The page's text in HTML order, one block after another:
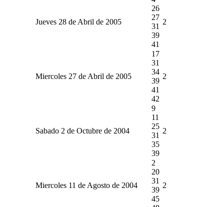
Jueves 28 de Abril de 2005
26
27
31
39
41
2
Miercoles 27 de Abril de 2005
17
31
34
39
41
42
2
Sabado 2 de Octubre de 2004
9
11
25
31
35
39
2
Miercoles 11 de Agosto de 2004
2
20
31
39
45
2